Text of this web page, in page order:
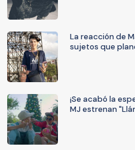
La reacción de
sujetos que
¡Se acabó la
MJ estrenan